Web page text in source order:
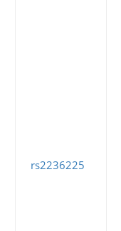
rs2236225